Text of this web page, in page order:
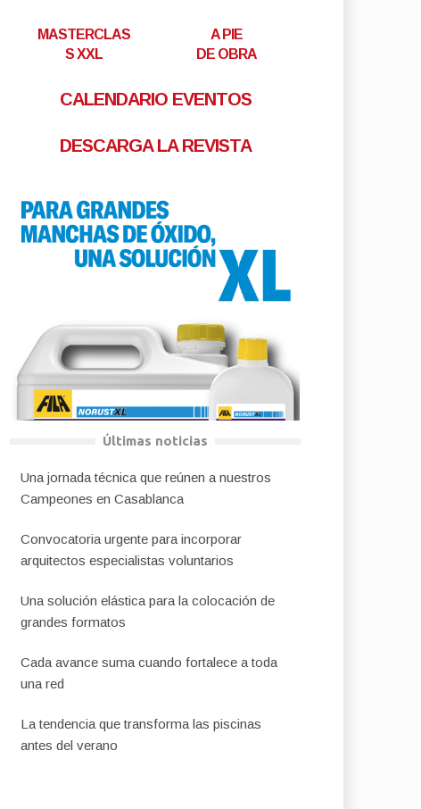
MASTERCLAS
S XXL
A PIE
DE OBRA
CALENDARIO EVENTOS
DESCARGA LA REVISTA
Últimas noticias
Una jornada técnica que reúnen a nuestros
Campeones en Casablanca
Convocatoria urgente para incorporar
arquitectos especialistas voluntarios
Una solución elástica para la colocación de
grandes formatos
Cada avance suma cuando fortalece a toda
una red
La tendencia que transforma las piscinas
antes del verano